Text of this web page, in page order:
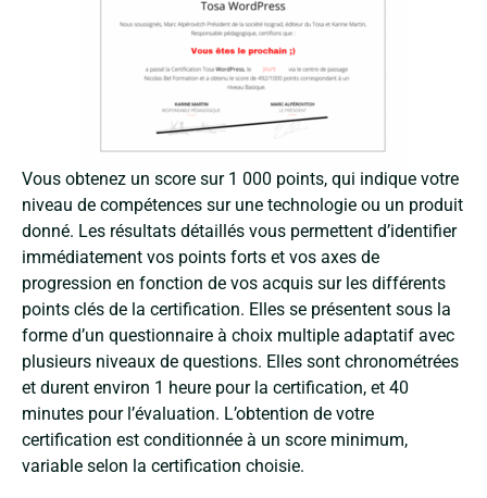
Vous obtenez un score sur 1 000 points, qui indique votre
niveau de compétences sur une technologie ou un produit
donné. Les résultats détaillés vous permettent d’identifier
immédiatement vos points forts et vos axes de
progression en fonction de vos acquis sur les différents
points clés de la certification. Elles se présentent sous la
forme d’un questionnaire à choix multiple adaptatif avec
plusieurs niveaux de questions. Elles sont chronométrées
et durent environ 1 heure pour la certification, et 40
minutes pour l’évaluation. L’obtention de votre
certification est conditionnée à un score minimum,
variable selon la certification choisie.